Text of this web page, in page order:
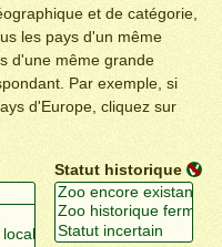
et de catégorie,
les pays d'un même
d'une même grande
Par exemple, si
d'Europe, cliquez sur
Statut historique